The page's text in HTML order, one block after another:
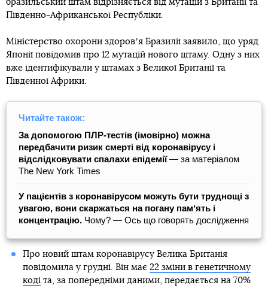
бразильський штам відрізняється від мутацій з Британії та
Південно-Африканської Республіки.
Міністерство охорони здоровʼя Бразилії заявило, що уряд
Японії повідомив про 12 мутацій нового штаму. Одну з них
вже ідентифікували у штамах з Великої Британії та
Південної Африки.
Читайте також:
За допомогою ПЛР-тестів (імовірно) можна
передбачити ризик смерті від коронавірусу і
відслідковувати спалахи епідемії― за матеріалом
The New York Times
У пацієнтів з коронавірусом можуть бути труднощі з
увагою, вони скаржаться на погану памʼять і
концентрацію. Чому? — Ось що говорять дослідження
Про новий штам коронавірусу Велика Британія
повідомила у грудні. Він має 22 зміни в генетичному
коді та, за попередніми даними, передається на 70%